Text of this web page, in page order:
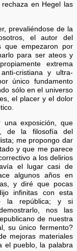
en Hegel las
prevaliéndose de la
el autor del
que empezaron por
para ser ateos y
extrema
cristiana y ultra-
único fundamento
sólo en el universo
el placer y el dolor
una exposición, que
de la filosofía del
me propongo dar
y que me parece
a los delirios
el lugar casi de
algunos años en
y diré que pocas
infinitas con esta
la república; y si
nos las
de nuestra
su único fermento?
mejoras materiales
el pueblo, la palabra